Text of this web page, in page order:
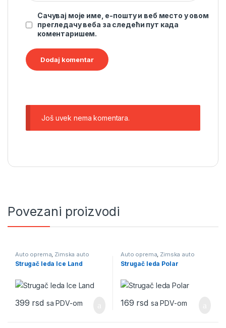
Сачувај моје име, е-пошту и веб место у овом
прегледачу веба за следећи пут када
коментаришем.
Još uvek nema komentara.
Povezani proizvodi
Auto oprema, Zimska auto
oprema
Strugač leda Ice Land
399 rsd sa PDV-om
Auto oprema, Zimska auto
oprema
Strugač leda Polar
169 rsd sa PDV-om